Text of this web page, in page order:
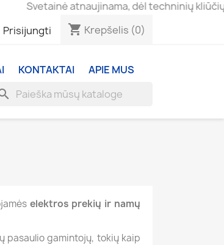
Svetainė atnaujinama, dėl techninių kliūčių
Prisijungti shopping_cart Krepšelis (0)
KONTAKTAI APIE MUS
elektros prekių ir namų
pasaulio gamintojų, tokių kaip